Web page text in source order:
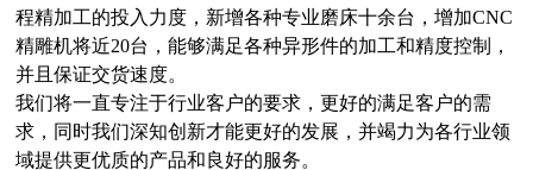
程精加工的投入力度，新增各种专业磨床十余台，增加CNC
精雕机将近20台，能够满足各种异形件的加工和精度控制，
并且保证交货速度。
我们将一直专注于行业客户的要求，更好的满足客户的需
求，同时我们深知创新才能更好的发展，并竭力为各行业领
域提供更优质的产品和良好的服务。